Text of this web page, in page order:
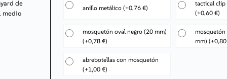
la elección de las mejores soluciones.
Ofertas personalizadas– recibirás información sobre promociones
y productos adaptados a las necesidades de tu empresa.
colaborar con nosotros!
Registro / Acceso
de
medio
anillo metálico (+0,76 €)
tactical clip
(+0,60 €)
mosquetón oval negro (20 mm)
(+0,78 €)
mm)
abrebotellas con mosquetón
(+1,00 €)